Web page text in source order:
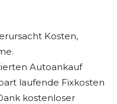
Kosten,
Autoankauf
laufende Fixkosten
kostenloser